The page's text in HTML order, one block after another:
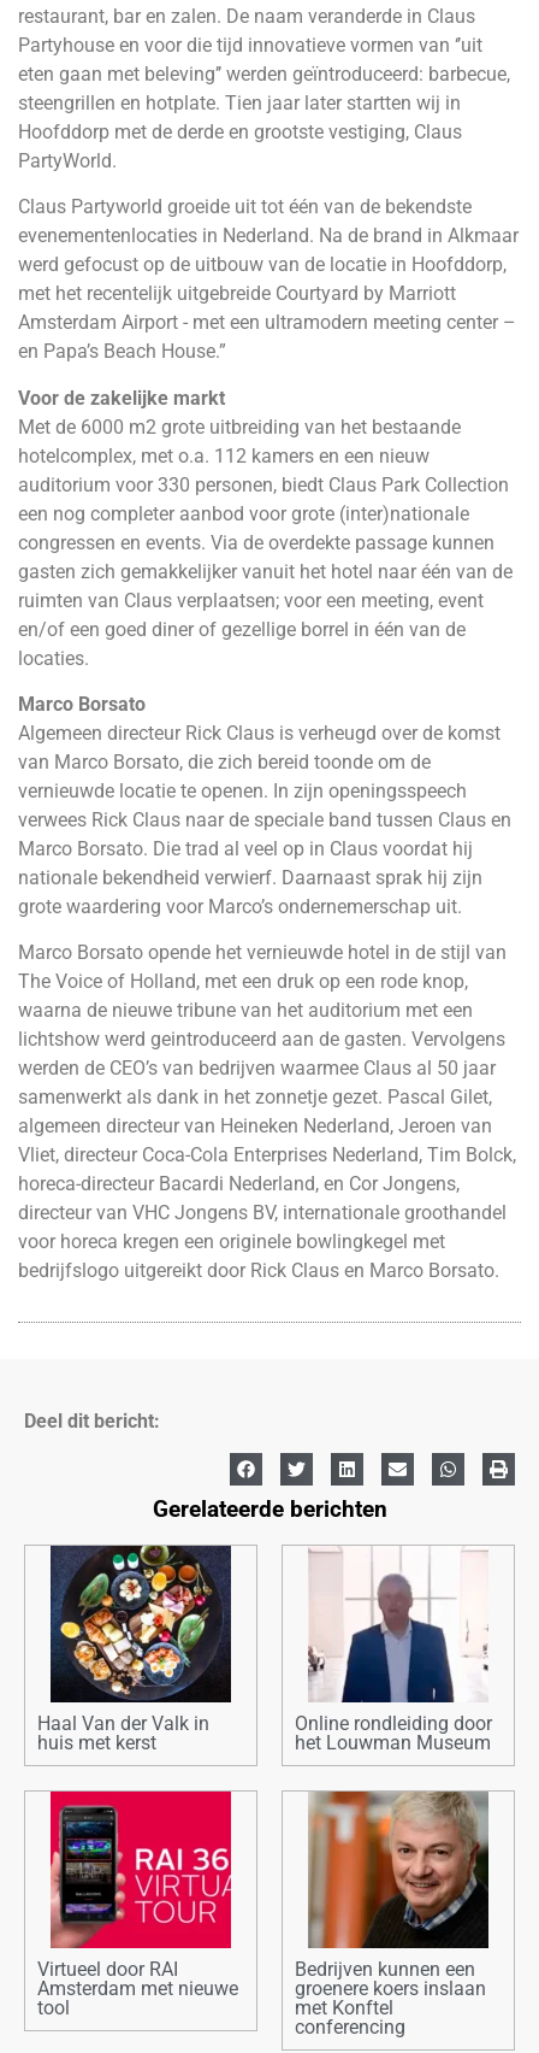
restaurant, bar en zalen. De naam veranderde in Claus
Partyhouse en voor die tijd innovatieve vormen van ‘’uit
eten gaan met beleving’’ werden geïntroduceerd: barbecue,
steengrillen en hotplate. Tien jaar later startten wij in
Hoofddorp met de derde en grootste vestiging, Claus
PartyWorld.
Claus Partyworld groeide uit tot één van de bekendste
evenementenlocaties in Nederland. Na de brand in Alkmaar
werd gefocust op de uitbouw van de locatie in Hoofddorp,
met het recentelijk uitgebreide Courtyard by Marriott
Amsterdam Airport - met een ultramodern meeting center –
en Papa’s Beach House.”
Voor de zakelijke markt
Met de 6000 m2 grote uitbreiding van het bestaande
hotelcomplex, met o.a. 112 kamers en een nieuw
auditorium voor 330 personen, biedt Claus Park Collection
een nog completer aanbod voor grote (inter)nationale
congressen en events. Via de overdekte passage kunnen
gasten zich gemakkelijker vanuit het hotel naar één van de
ruimten van Claus verplaatsen; voor een meeting, event
en/of een goed diner of gezellige borrel in één van de
locaties.
Marco Borsato
Algemeen directeur Rick Claus is verheugd over de komst
van Marco Borsato, die zich bereid toonde om de
vernieuwde locatie te openen. In zijn openingsspeech
verwees Rick Claus naar de speciale band tussen Claus en
Marco Borsato. Die trad al veel op in Claus voordat hij
nationale bekendheid verwierf. Daarnaast sprak hij zijn
grote waardering voor Marco’s ondernemerschap uit.
Marco Borsato opende het vernieuwde hotel in de stijl van
The Voice of Holland, met een druk op een rode knop,
waarna de nieuwe tribune van het auditorium met een
lichtshow werd geintroduceerd aan de gasten. Vervolgens
werden de CEO’s van bedrijven waarmee Claus al 50 jaar
samenwerkt als dank in het zonnetje gezet. Pascal Gilet,
algemeen directeur van Heineken Nederland, Jeroen van
Vliet, directeur Coca-Cola Enterprises Nederland, Tim Bolck,
horeca-directeur Bacardi Nederland, en Cor Jongens,
directeur van VHC Jongens BV, internationale groothandel
voor horeca kregen een originele bowlingkegel met
bedrijfslogo uitgereikt door Rick Claus en Marco Borsato.
Deel dit bericht:
Gerelateerde berichten
Haal Van der Valk in
huis met kerst
Online rondleiding door
het Louwman Museum
Virtueel door RAI
Amsterdam met nieuwe
tool
Bedrijven kunnen een
groenere koers inslaan
met Konftel
conferencing